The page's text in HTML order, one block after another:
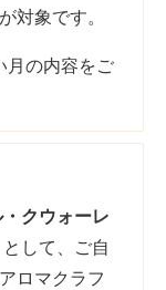
対象です。
月の内容をご
・クウォーレ
として、ご自
ロマクラフ